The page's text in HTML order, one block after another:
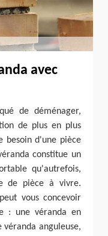
avec
de déménager,
de plus en plus
besoin d'une pièce
constitue un
qu'autrefois,
de pièce à vivre.
vous concevoir
: une véranda en
anguleuse,